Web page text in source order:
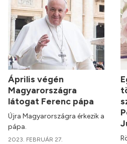
Április végén
Magyarországra
látogat Ferenc pápa
Újra Magyarországra érkezik a
pápa.
2023. FEBRUÁR 27.